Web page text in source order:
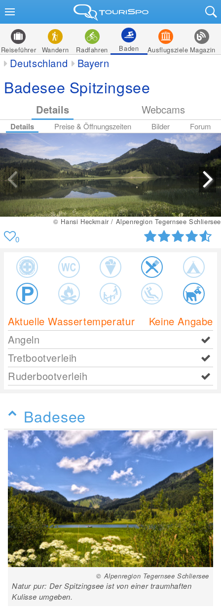
Reiseführer Wandern Radfahren Baden Ausflugsziele Magazin
Deutschland Bayern
Badesee Spitzingsee
Details Webcams
Details Preise & Öffnungszeiten Bilder Forum
© Hansi Heckmair / Alpenregion Tegernsee Schliersee
0
Aktuelle Wassertemperatur
Keine Angabe
Angeln
Tretbootverleih
Ruderbootverleih
Badesee
© Alpenregion Tegernsee Schliersee
Natur pur: Der Spitzingsee ist von einer traumhaften
Kulisse umgeben.